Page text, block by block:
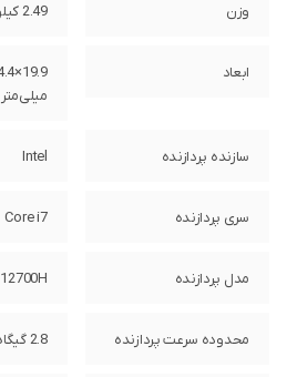
وزن 2.49 کیلوگرم
ابعاد
میلی‌متر
سازنده پردازنده Intel
سری پردازنده Core i7
مدل پردازنده 12700H
محدوده سرعت پردازنده 2.8 گیگاهرتز و بیشتر